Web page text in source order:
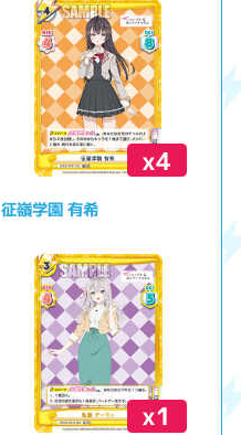
x4
征嶺学園 有希
x1